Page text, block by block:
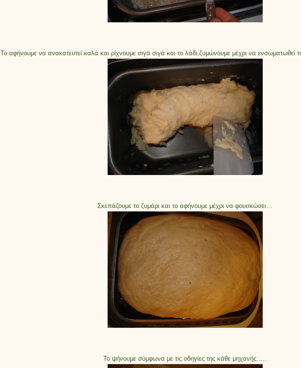
Το αφήνουμε να ανακατευτεί καλά και ρίχνουμε σιγά σιγά και το λάδι,ζυμώνουμε μέχρι να ενσωματωθεί
Σκεπάζουμε το ζυμάρι και το αφήνουμε μέχρι να φουσκώσει…
Το ψήνουμε σύμφωνα με τις οδηγίες της κάθε μηχανής…..